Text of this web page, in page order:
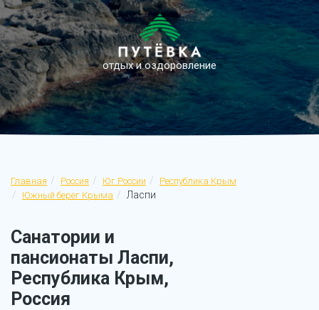
отдых и оздоровление
Главная Россия Юг России
Республика Крым
Южный берег Крыма
Ласпи
Санатории и
пансионаты Ласпи,
Республика Крым,
Россия